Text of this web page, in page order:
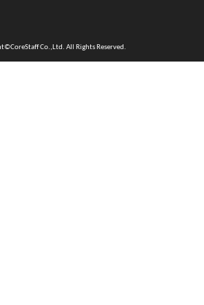
Co.,Ltd. All Rights Reserved.